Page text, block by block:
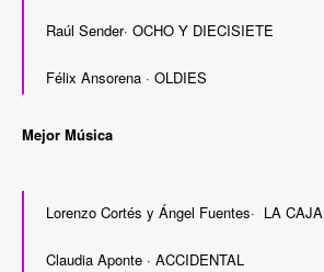
Raúl Sender· OCHO Y DIECISIETE
Félix Ansorena · OLDIES
Mejor Música
Lorenzo Cortés y Ángel Fuentes· LA CAJA
Claudia Aponte · ACCIDENTAL